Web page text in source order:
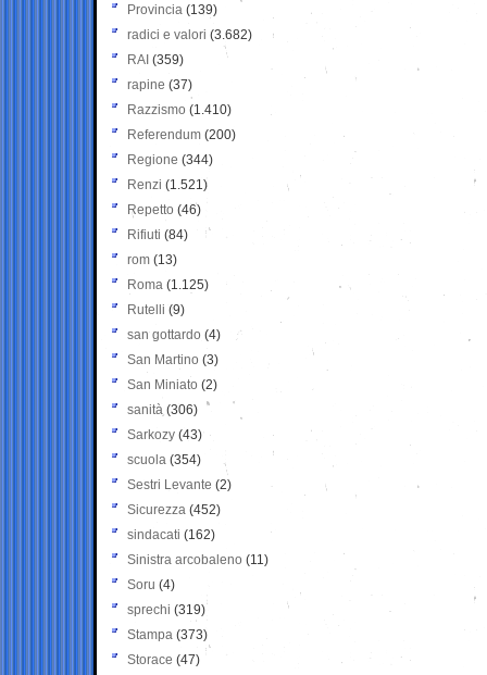
Provincia (139)
radici e valori (3.682)
RAI (359)
rapine (37)
Razzismo (1.410)
Referendum (200)
Regione (344)
Renzi (1.521)
Repetto (46)
Rifiuti (84)
rom (13)
Roma (1.125)
Rutelli (9)
san gottardo (4)
San Martino (3)
San Miniato (2)
sanità (306)
Sarkozy (43)
scuola (354)
Sestri Levante (2)
Sicurezza (452)
sindacati (162)
Sinistra arcobaleno (11)
Soru (4)
sprechi (319)
Stampa (373)
Storace (47)